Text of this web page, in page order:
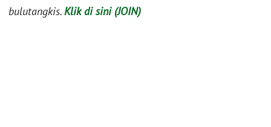
bulutangkis.Klik di sini (JOIN)